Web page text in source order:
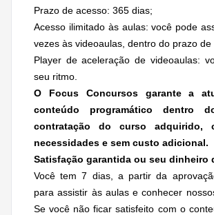
Prazo de acesso: 365 dias;
Acesso ilimitado às aulas: você pode
vezes às videoaulas, dentro do prazo de
Player de aceleração de videoaulas:
seu ritmo.
O Focus Concursos garante a
conteúdo programático dentro
contratação do curso adquirido,
necessidades e sem custo adicional.
Satisfação garantida ou seu dinheiro
Você tem 7 dias, a partir da
para assistir às aulas e conhecer
Se você não ficar satisfeito com o